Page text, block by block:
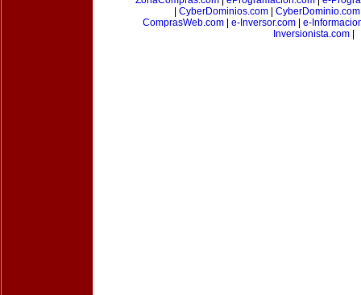
CyberDominios.com| CyberDominio.com
ComprasWeb.com
e-Inversor.com
e-
Inversionista.com|